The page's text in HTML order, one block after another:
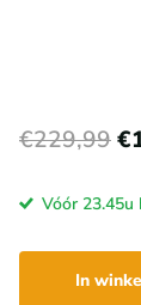
€229,99
Vóór 23.45u
In